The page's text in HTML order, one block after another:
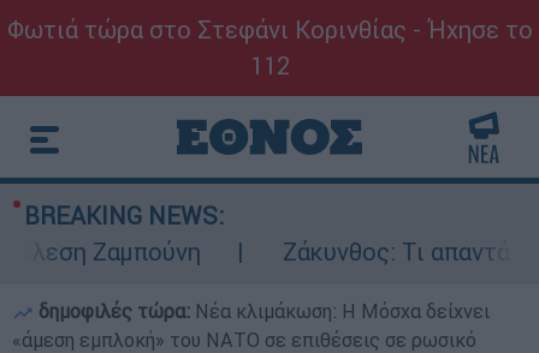
Φωτιά τώρα στο Στεφάνι Κορινθίας - Ήχησε το
112
BREAKING NEWS:
Ζαμπούνη
Ζάκυνθος: Τι απαντά η
δημοφιλές τώρα: Νέα κλιμάκωση: Η Μόσχα δείχνει
«άμεση εμπλοκή» του ΝΑΤΟ σε επιθέσεις σε ρωσικό